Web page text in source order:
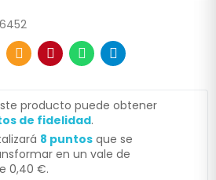
producto puede obtener
de fidelidad.
8 puntos que se
en un vale de
0,40 €.